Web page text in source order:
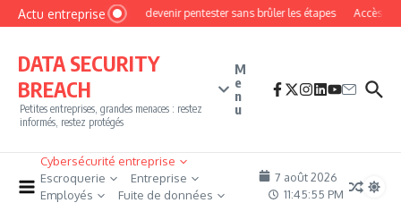
Aller au contenu
Actu entrepriseComment devenir pentester sans brûler les étapes Accès
DATA SECURITY
BREACH
Petites entreprises, grandes menaces : restez
informés, restez protégés
M
e
n
u
Cybersécurité entreprise
Escroquerie
Entreprise
Employés
Fuite de données
7 août 2026
11:45:56 PM